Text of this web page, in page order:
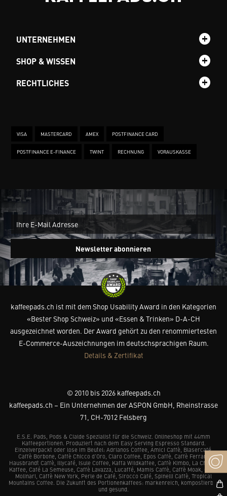
UNTERNEHMEN
SHOP & WISSEN
RECHTLICHES
VISA MASTERCARD AMEX POSTFINANCE CARD
POSTFINANCE E-FINANCE TWINT RECHNUNG VORAUSKASSE
Newsletter abonnieren
kaffeepads.ch ist mit dem Shop Usability Award in den Kategorien
«Bester Shop Schweiz» und «Essen & Trinken» D-A-CH
ausgezeichnet worden. Der Award gehört zu den renommiertesten
E-Commerce-Auszeichnungen im deutschsprachigen Raum.
Details & Zertifikat
© 2010 bis 2026 kaffeepads.ch
kaffeepads.ch – Ein Unternehmen der ASPON GmbH, Rheinstrasse
71, CH-7012 Felsberg
E.S.E. Pads, Pods & Cialde Spezialist für die Schweiz. Onlineshop mit 44mm
Kaffeeportionen. Produziert nach dem Easy Serving Espresso Standard.
Einzelverpackt oder lose im Beutel: Adrianos Coffee, Amici Caffè, Blasercafé,
Caffè Borbone, Caffè Chicco d’Oro, Claro Coffee, Epos Caffè, Caffè Ferrari,
Hausbrandt Caffè, Illycafé, Isule Coffee, Kaffa Wildkaffee, Caffè Kimbo, La Chacra
Kaffee, Café La Semeuse, Caffè Lavazza, Lucaffé, Mamis Caffè, Caffè Moak, Caffè
Molinari, Caffè New York, Perle de Café, Sirocco Café, Spinelli Caffè, Tropical
Mountains Coffee. Die Zukunft des Portionenkaffees: markenreich, kompostierbar
und gesund.